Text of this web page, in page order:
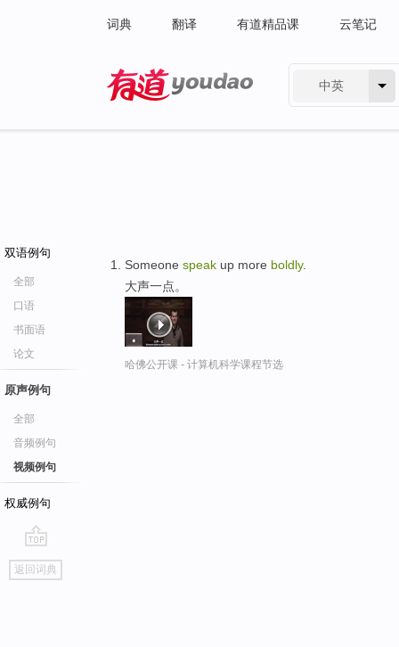
词典 翻译 有道精品课 云笔记
中英
双语例句
全部
口语
书面语
论文
原声例句
全部
音频例句
视频例句
权威例句
go
top
返回词典
Someone speak up more boldly.
大声一点。
哈佛公开课 - 计算机科学课程节选